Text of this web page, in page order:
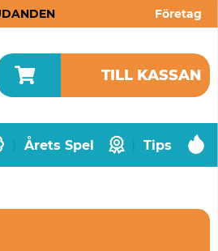
Företag
TILL KASSAN
Årets Spel Tips